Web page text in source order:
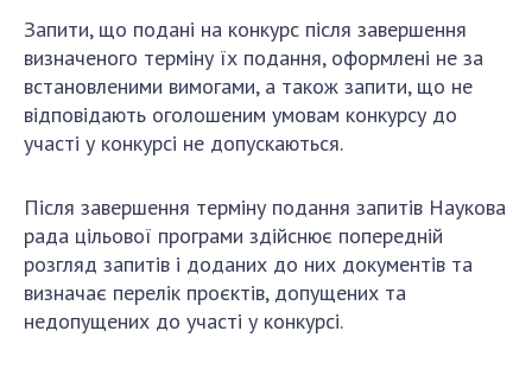
Запити, що подані на конкурс після завершення
визначеного терміну їх подання, оформлені не за
встановленими вимогами, а також запити, що не
відповідають оголошеним умовам конкурсу до
участі у конкурсі не допускаються.
Після завершення терміну подання запитів Наукова
рада цільової програми здійснює попередній
розгляд запитів і доданих до них документів та
визначає перелік проєктів, допущених та
недопущених до участі у конкурсі.